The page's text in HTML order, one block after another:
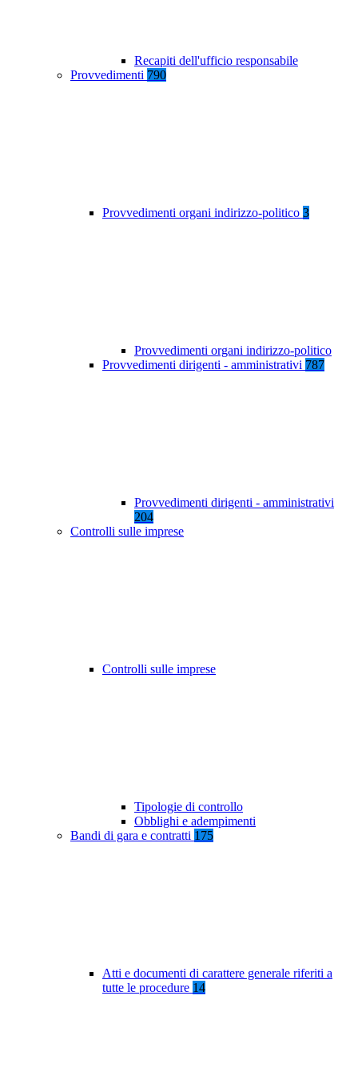
Recapiti dell'ufficio responsabile
Provvedimenti 790
Provvedimenti organi indirizzo-politico 3
Provvedimenti organi indirizzo-politico
Provvedimenti dirigenti - amministrativi 787
Provvedimenti dirigenti - amministrativi
204
Controlli sulle imprese
Controlli sulle imprese
Tipologie di controllo
Obblighi e adempimenti
Bandi di gara e contratti 175
Atti e documenti di carattere generale riferiti a
tutte le procedure 14